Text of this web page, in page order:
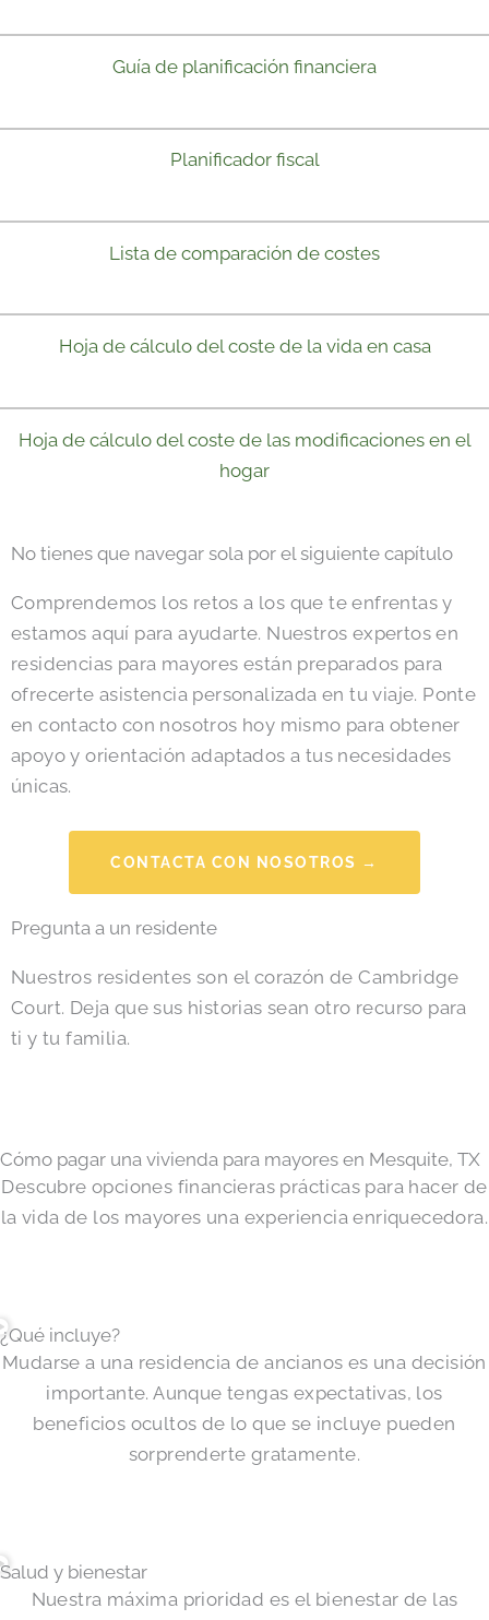
Guía de planificación financiera
Planificador fiscal
Lista de comparación de costes
Hoja de cálculo del coste de la vida en casa
Hoja de cálculo del coste de las modificaciones en el
hogar
No tienes que navegar sola por el siguiente capítulo
Comprendemos los retos a los que te enfrentas y
estamos aquí para ayudarte. Nuestros expertos en
residencias para mayores están preparados para
ofrecerte asistencia personalizada en tu viaje. Ponte
en contacto con nosotros hoy mismo para obtener
apoyo y orientación adaptados a tus necesidades
únicas.
CONTACTA CON NOSOTROS →
Pregunta a un residente
Nuestros residentes son el corazón de Cambridge
Court. Deja que sus historias sean otro recurso para
ti y tu familia.
Cómo pagar una vivienda para mayores en Mesquite, TX
Descubre opciones financieras prácticas para hacer de
la vida de los mayores una experiencia enriquecedora.
¿Qué incluye?
Mudarse a una residencia de ancianos es una decisión
importante. Aunque tengas expectativas, los
beneficios ocultos de lo que se incluye pueden
sorprenderte gratamente.
Salud y bienestar
Nuestra máxima prioridad es el bienestar de las